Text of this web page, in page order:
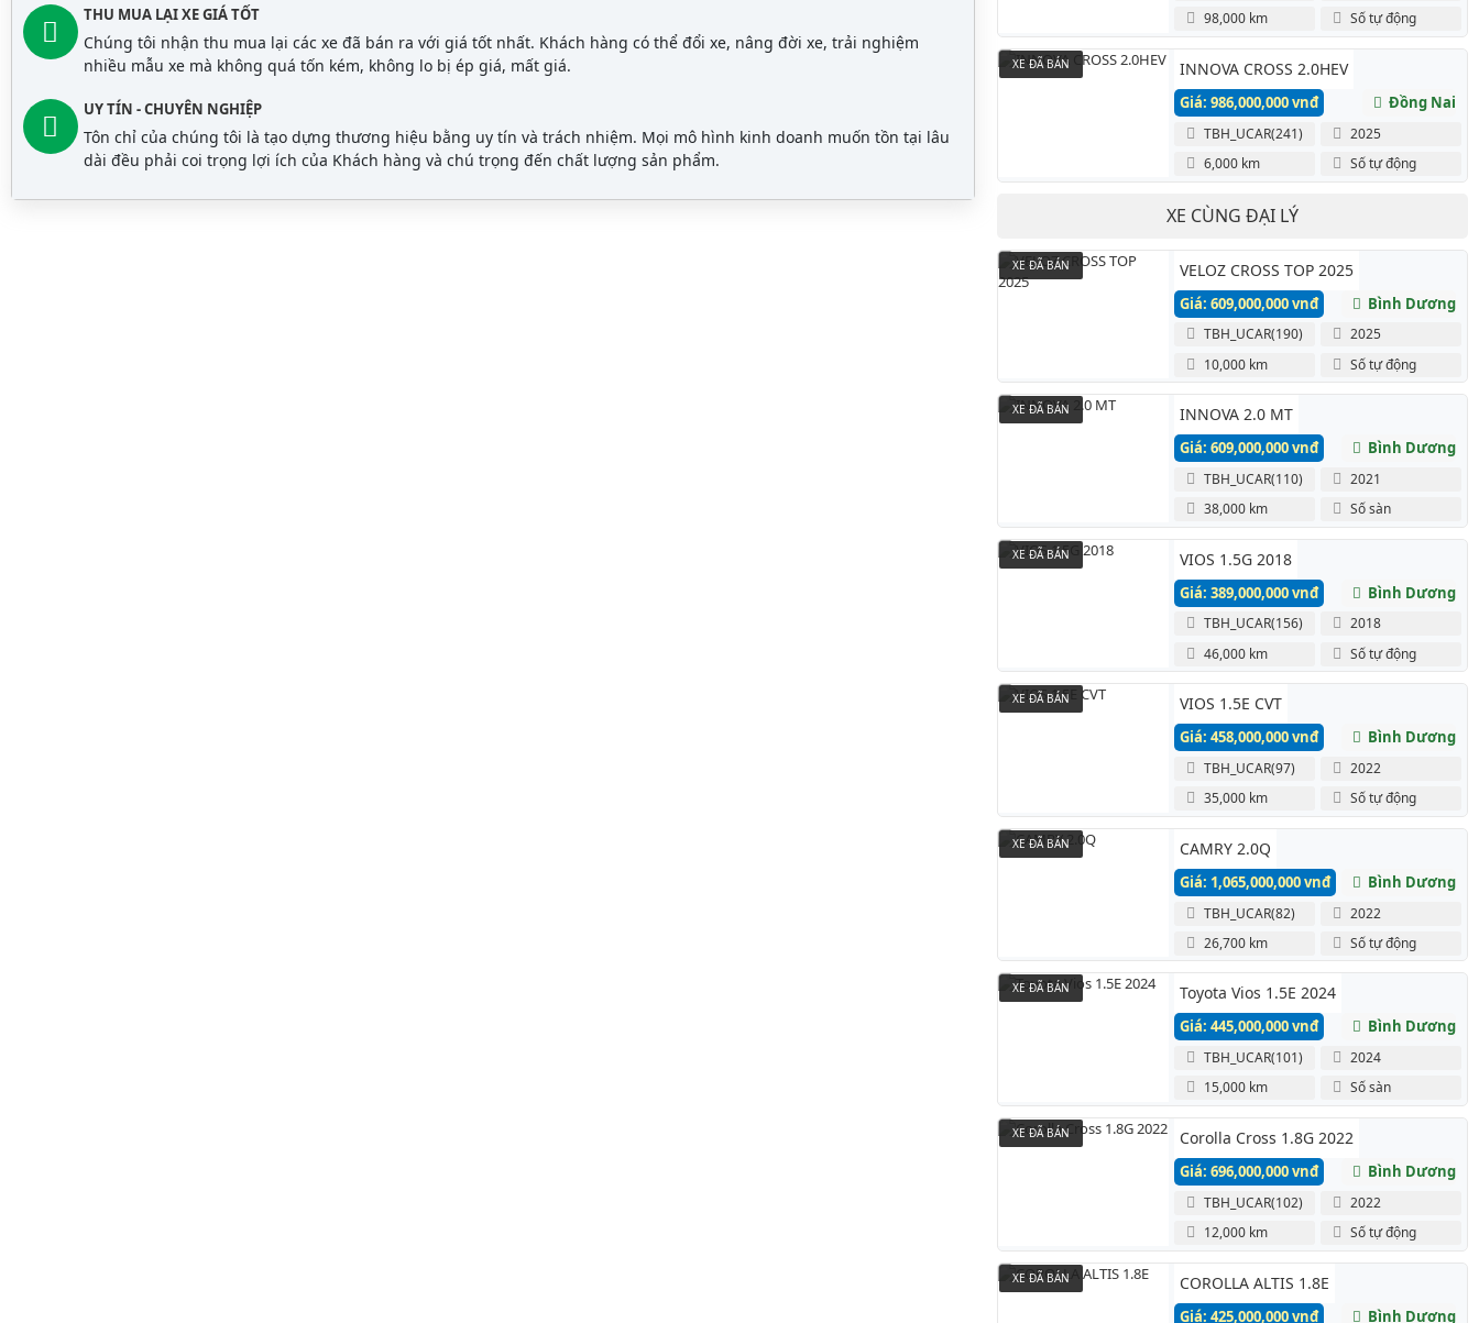
THU MUA LẠI XE GIÁ TỐT
Chúng tôi nhận thu mua lại các xe đã bán ra với giá tốt nhất. Khách hàng có thể đổi xe, nâng đời xe, trải nghiệm
nhiều mẫu xe mà không quá tốn kém, không lo bị ép giá, mất giá.
UY TÍN - CHUYÊN NGHIỆP
Tôn chỉ của chúng tôi là tạo dựng thương hiệu bằng uy tín và trách nhiệm. Mọi mô hình kinh doanh muốn tồn tại lâu
dài đều phải coi trọng lợi ích của Khách hàng và chú trọng đến chất lượng sản phẩm.
98,000 km
Số tự động
INNOVA CROSS 2.0HEV
Giá: 986,000,000 vnđ Đồng Nai
TBH_UCAR(241)
2025
6,000 km
Số tự động
XE ĐÃ BÁN
XE CÙNG ĐẠI LÝ
VELOZ CROSS TOP 2025
Giá: 609,000,000 vnđ Bình Dương
TBH_UCAR(190)
2025
10,000 km
Số tự động
XE ĐÃ BÁN
INNOVA 2.0 MT
Giá: 609,000,000 vnđ Bình Dương
TBH_UCAR(110)
2021
38,000 km
Số sàn
XE ĐÃ BÁN
VIOS 1.5G 2018
Giá: 389,000,000 vnđ Bình Dương
TBH_UCAR(156)
2018
46,000 km
Số tự động
XE ĐÃ BÁN
VIOS 1.5E CVT
Giá: 458,000,000 vnđ Bình Dương
TBH_UCAR(97)
2022
35,000 km
Số tự động
XE ĐÃ BÁN
CAMRY 2.0Q
Giá: 1,065,000,000 vnđ Bình Dương
TBH_UCAR(82)
2022
26,700 km
Số tự động
XE ĐÃ BÁN
Toyota Vios 1.5E 2024
Giá: 445,000,000 vnđ Bình Dương
TBH_UCAR(101)
2024
15,000 km
Số sàn
XE ĐÃ BÁN
Corolla Cross 1.8G 2022
Giá: 696,000,000 vnđ Bình Dương
TBH_UCAR(102)
2022
12,000 km
Số tự động
XE ĐÃ BÁN
COROLLA ALTIS 1.8E
Giá: 425,000,000 vnđ Bình Dương
XE ĐÃ BÁN